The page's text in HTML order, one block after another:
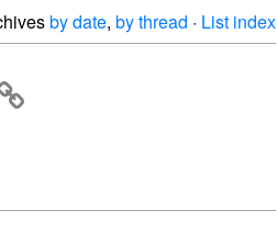
by date, by thread · List index